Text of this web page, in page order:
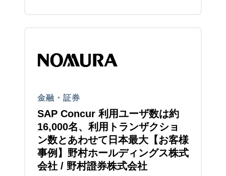
金融・証券
SAP Concur 利用ユーザ数は約
16,000名、利用トランザクショ
ン数とあわせて日本最大【お客様
事例】野村ホールディングス株式
会社 / 野村證券株式会社